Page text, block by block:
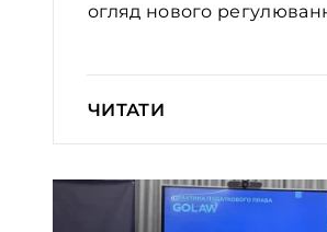
огляд нового
ЧИТАТИ